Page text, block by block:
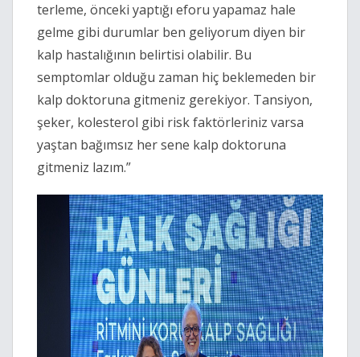
terleme, önceki yaptığı eforu yapamaz hale
gelme gibi durumlar ben geliyorum diyen bir
kalp hastalığının belirtisi olabilir. Bu
semptomlar olduğu zaman hiç beklemeden bir
kalp doktoruna gitmeniz gerekiyor. Tansiyon,
şeker, kolesterol gibi risk faktörleriniz varsa
yaştan bağımsız her sene kalp doktoruna
gitmeniz lazım.”